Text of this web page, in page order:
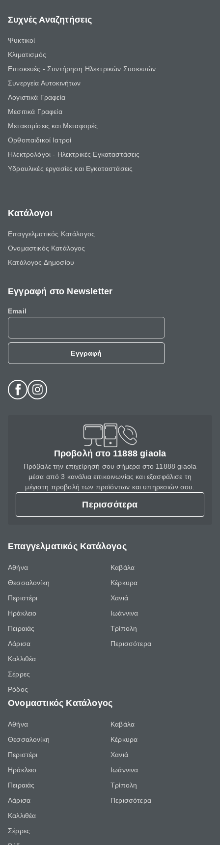
Συχνές Αναζητήσεις
Ψυκτικοί
Κλιματισμός
Επισκευές - Συντήρηση Ηλεκτρικών Συσκευών
Συνεργεία Αυτοκινήτων
Λογιστικά Γραφεία
Μεσιτικά Γραφεία
Μετακομίσεις και Μεταφορές
Ορθοπαιδικοί Ιατροί
Ηλεκτρολόγοι - Ηλεκτρικές Εγκαταστάσεις
Υδραυλικές εργασίες και Εγκαταστάσεις
Κατάλογοι
Επαγγελματικός Κατάλογος
Ονομαστικός Κατάλογος
Κατάλογος Δημοσίου
Εγγραφή στο Newsletter
Email
Εγγραφή
Προβολή στο 11888 giaola
Πρόβαλε την επιχείρησή σου σήμερα στο 11888 giaola
μέσα από 3 κανάλια επικοινωνίας και εξασφάλισε τη
μέγιστη προβολή των προϊόντων και υπηρεσιών σου.
Περισσότερα
Επαγγελματικός Κατάλογος
Αθήνα
Θεσσαλονίκη
Περιστέρι
Ηράκλειο
Πειραιάς
Λάρισα
Καλλιθέα
Σέρρες
Ρόδος
Καβάλα
Κέρκυρα
Χανιά
Ιωάννινα
Τρίπολη
Περισσότερα
Ονομαστικός Κατάλογος
Αθήνα
Θεσσαλονίκη
Περιστέρι
Ηράκλειο
Πειραιάς
Λάρισα
Καλλιθέα
Σέρρες
Καβάλα
Κέρκυρα
Χανιά
Ιωάννινα
Τρίπολη
Περισσότερα